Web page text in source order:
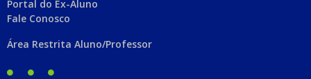
Portal do Ex-Aluno
Fale Conosco
Área Restrita Aluno/Professor